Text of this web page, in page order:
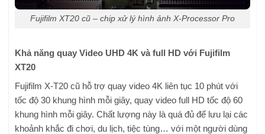
Fujifilm XT20 cũ – chip xử lý hình ảnh X-Processor Pro
Khả năng quay Video UHD 4K và full HD với Fujifilm
XT20
Fujifilm X-T20 cũ hỗ trợ quay video 4K liên tục 10 phút với
tốc độ 30 khung hình mỗi giây, quay video full HD tốc độ 60
khung hình mỗi giây. Chất lượng này là quá đủ để lưu lại các
khoảnh khắc đi chơi, du lịch, tiệc tùng… với một người dùng